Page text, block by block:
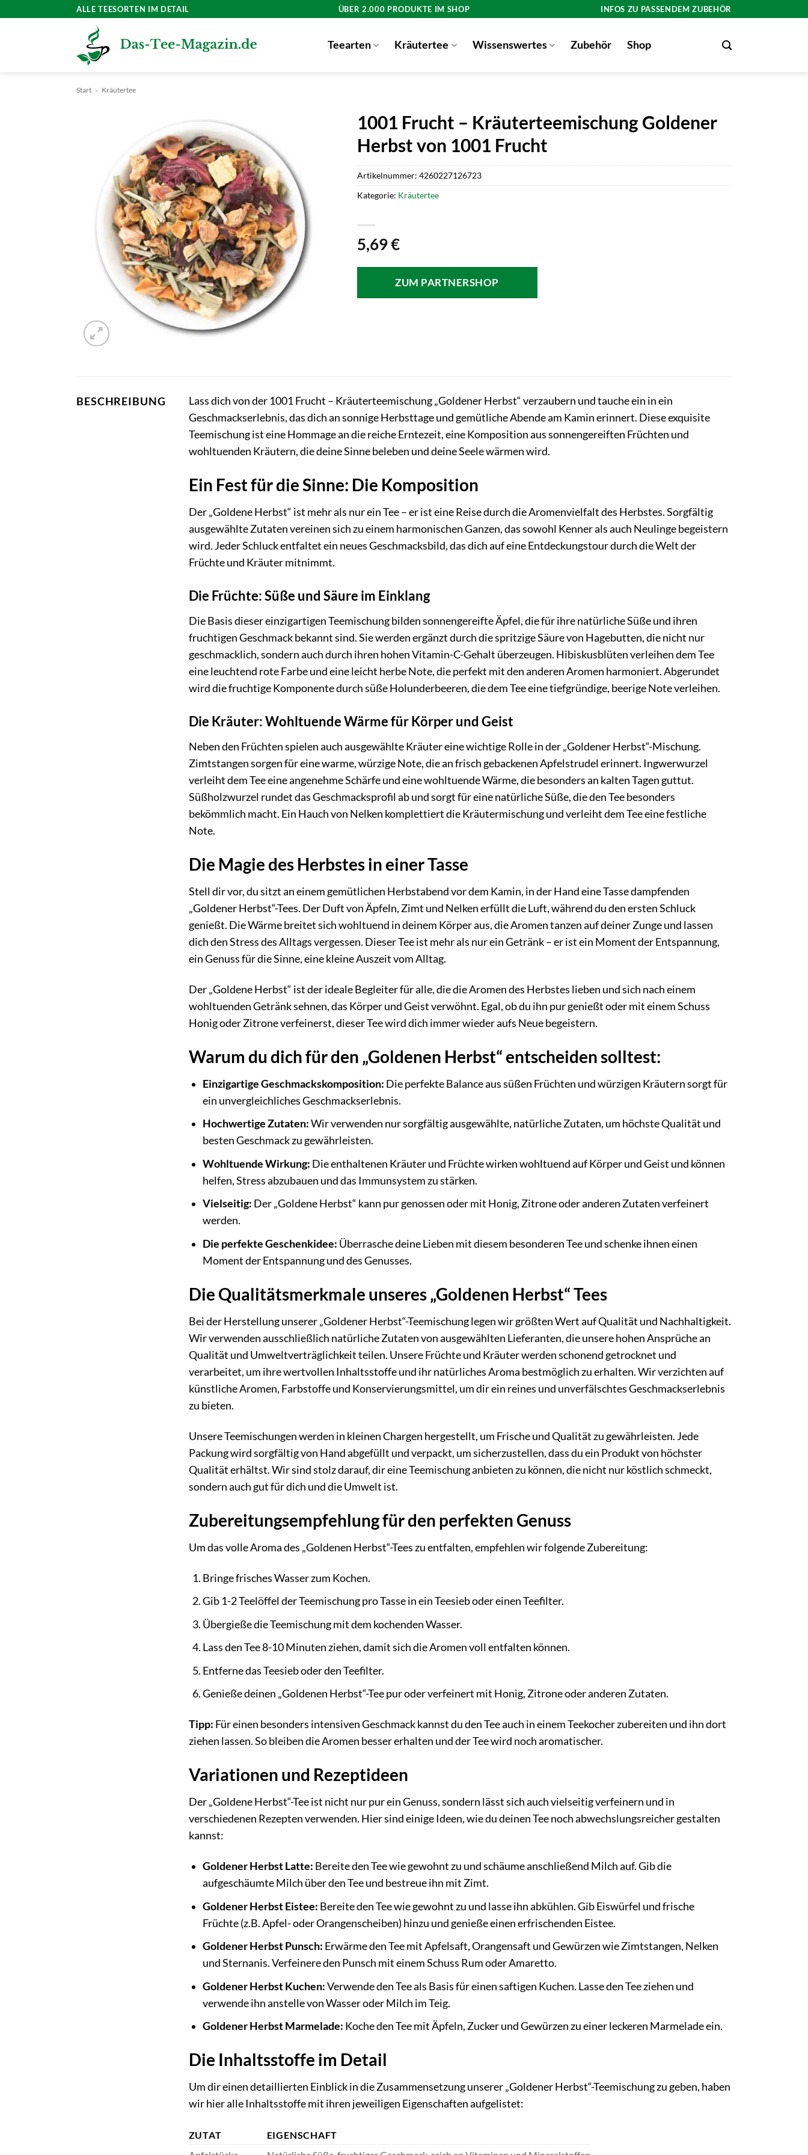
ALLE TEESORTEN IM DETAIL ÜBER 2.000 PRODUKTE IM SHOP INFOS ZU PASSENDEM ZUBEHÖR
Teearten Kräutertee Wissenswertes Zubehör Shop
Start » Kräutertee
1001 Frucht – Kräuterteemischung Goldener
Herbst von 1001 Frucht
5,69€
ZUM PARTNERSHOP
Artikelnummer: 4260227126723
Kategorie: Kräutertee
BESCHREIBUNG
Lass dich von der 1001 Frucht – Kräuterteemischung „Goldener Herbst“ verzaubern und tauche ein in ein
Geschmackserlebnis, das dich an sonnige Herbsttage und gemütliche Abende am Kamin erinnert. Diese exquisite
Teemischung ist eine Hommage an die reiche Erntezeit, eine Komposition aus sonnengereiften Früchten und
wohltuenden Kräutern, die deine Sinne beleben und deine Seele wärmen wird.
Ein Fest für die Sinne: Die Komposition
Der „Goldene Herbst“ ist mehr als nur ein Tee – er ist eine Reise durch die Aromenvielfalt des Herbstes. Sorgfältig
ausgewählte Zutaten vereinen sich zu einem harmonischen Ganzen, das sowohl Kenner als auch Neulinge begeistern
wird. Jeder Schluck entfaltet ein neues Geschmacksbild, das dich auf eine Entdeckungstour durch die Welt der
Früchte und Kräuter mitnimmt.
Die Früchte: Süße und Säure im Einklang
Die Basis dieser einzigartigen Teemischung bilden sonnengereifte Äpfel, die für ihre natürliche Süße und ihren
fruchtigen Geschmack bekannt sind. Sie werden ergänzt durch die spritzige Säure von Hagebutten, die nicht nur
geschmacklich, sondern auch durch ihren hohen Vitamin-C-Gehalt überzeugen. Hibiskusblüten verleihen dem Tee
eine leuchtend rote Farbe und eine leicht herbe Note, die perfekt mit den anderen Aromen harmoniert. Abgerundet
wird die fruchtige Komponente durch süße Holunderbeeren, die dem Tee eine tiefgründige, beerige Note verleihen.
Die Kräuter: Wohltuende Wärme für Körper und Geist
Neben den Früchten spielen auch ausgewählte Kräuter eine wichtige Rolle in der „Goldener Herbst“-Mischung.
Zimtstangen sorgen für eine warme, würzige Note, die an frisch gebackenen Apfelstrudel erinnert. Ingwerwurzel
verleiht dem Tee eine angenehme Schärfe und eine wohltuende Wärme, die besonders an kalten Tagen guttut.
Süßholzwurzel rundet das Geschmacksprofil ab und sorgt für eine natürliche Süße, die den Tee besonders
bekömmlich macht. Ein Hauch von Nelken komplettiert die Kräutermischung und verleiht dem Tee eine festliche
Note.
Die Magie des Herbstes in einer Tasse
Stell dir vor, du sitzt an einem gemütlichen Herbstabend vor dem Kamin, in der Hand eine Tasse dampfenden
„Goldener Herbst“-Tees. Der Duft von Äpfeln, Zimt und Nelken erfüllt die Luft, während du den ersten Schluck
genießt. Die Wärme breitet sich wohltuend in deinem Körper aus, die Aromen tanzen auf deiner Zunge und lassen
dich den Stress des Alltags vergessen. Dieser Tee ist mehr als nur ein Getränk – er ist ein Moment der Entspannung,
ein Genuss für die Sinne, eine kleine Auszeit vom Alltag.
Der „Goldene Herbst“ ist der ideale Begleiter für alle, die die Aromen des Herbstes lieben und sich nach einem
wohltuenden Getränk sehnen, das Körper und Geist verwöhnt. Egal, ob du ihn pur genießt oder mit einem Schuss
Honig oder Zitrone verfeinerst, dieser Tee wird dich immer wieder aufs Neue begeistern.
Warum du dich für den „Goldenen Herbst“ entscheiden solltest:
Einzigartige Geschmackskomposition: Die perfekte Balance aus süßen Früchten und würzigen Kräutern sorgt für
ein unvergleichliches Geschmackserlebnis.
Hochwertige Zutaten:Wir verwenden nur sorgfältig ausgewählte, natürliche Zutaten, um höchste Qualität und
besten Geschmack zu gewährleisten.
Wohltuende Wirkung: Die enthaltenen Kräuter und Früchte wirken wohltuend auf Körper und Geist und können
helfen, Stress abzubauen und das Immunsystem zu stärken.
Vielseitig: Der „Goldene Herbst“ kann pur genossen oder mit Honig, Zitrone oder anderen Zutaten verfeinert
werden.
Die perfekte Geschenkidee: Überrasche deine Lieben mit diesem besonderen Tee und schenke ihnen einen
Moment der Entspannung und des Genusses.
Die Qualitätsmerkmale unseres „Goldenen Herbst“ Tees
Bei der Herstellung unserer „Goldener Herbst“-Teemischung legen wir größten Wert auf Qualität und Nachhaltigkeit.
Wir verwenden ausschließlich natürliche Zutaten von ausgewählten Lieferanten, die unsere hohen Ansprüche an
Qualität und Umweltverträglichkeit teilen. Unsere Früchte und Kräuter werden schonend getrocknet und
verarbeitet, um ihre wertvollen Inhaltsstoffe und ihr natürliches Aroma bestmöglich zu erhalten. Wir verzichten auf
künstliche Aromen, Farbstoffe und Konservierungsmittel, um dir ein reines und unverfälschtes Geschmackserlebnis
zu bieten.
Unsere Teemischungen werden in kleinen Chargen hergestellt, um Frische und Qualität zu gewährleisten. Jede
Packung wird sorgfältig von Hand abgefüllt und verpackt, um sicherzustellen, dass du ein Produkt von höchster
Qualität erhältst. Wir sind stolz darauf, dir eine Teemischung anbieten zu können, die nicht nur köstlich schmeckt,
sondern auch gut für dich und die Umwelt ist.
Zubereitungsempfehlung für den perfekten Genuss
Um das volle Aroma des „Goldenen Herbst“-Tees zu entfalten, empfehlen wir folgende Zubereitung:
Bringe frisches Wasser zum Kochen.
Gib 1-2 Teelöffel der Teemischung pro Tasse in ein Teesieb oder einen Teefilter.
Übergieße die Teemischung mit dem kochenden Wasser.
Lass den Tee 8-10 Minuten ziehen, damit sich die Aromen voll entfalten können.
Entferne das Teesieb oder den Teefilter.
Genieße deinen „Goldenen Herbst“-Tee pur oder verfeinert mit Honig, Zitrone oder anderen Zutaten.
Tipp: Für einen besonders intensiven Geschmack kannst du den Tee auch in einem Teekocher zubereiten und ihn dort
ziehen lassen. So bleiben die Aromen besser erhalten und der Tee wird noch aromatischer.
Variationen und Rezeptideen
Der „Goldene Herbst“-Tee ist nicht nur pur ein Genuss, sondern lässt sich auch vielseitig verfeinern und in
verschiedenen Rezepten verwenden. Hier sind einige Ideen, wie du deinen Tee noch abwechslungsreicher gestalten
kannst:
Goldener Herbst Latte: Bereite den Tee wie gewohnt zu und schäume anschließend Milch auf. Gib die
aufgeschäumte Milch über den Tee und bestreue ihn mit Zimt.
Goldener Herbst Eistee: Bereite den Tee wie gewohnt zu und lasse ihn abkühlen. Gib Eiswürfel und frische
Früchte (z.B. Apfel- oder Orangenscheiben) hinzu und genieße einen erfrischenden Eistee.
Goldener Herbst Punsch: Erwärme den Tee mit Apfelsaft, Orangensaft und Gewürzen wie Zimtstangen, Nelken
und Sternanis. Verfeinere den Punsch mit einem Schuss Rum oder Amaretto.
Goldener Herbst Kuchen:Verwende den Tee als Basis für einen saftigen Kuchen. Lasse den Tee ziehen und
verwende ihn anstelle von Wasser oder Milch im Teig.
Goldener Herbst Marmelade: Koche den Tee mit Äpfeln, Zucker und Gewürzen zu einer leckeren Marmelade ein.
Die Inhaltsstoffe im Detail
Um dir einen detaillierten Einblick in die Zusammensetzung unserer „Goldener Herbst“-Teemischung zu geben, haben
wir hier alle Inhaltsstoffe mit ihren jeweiligen Eigenschaften aufgelistet:
ZUTAT
EIGENSCHAFT